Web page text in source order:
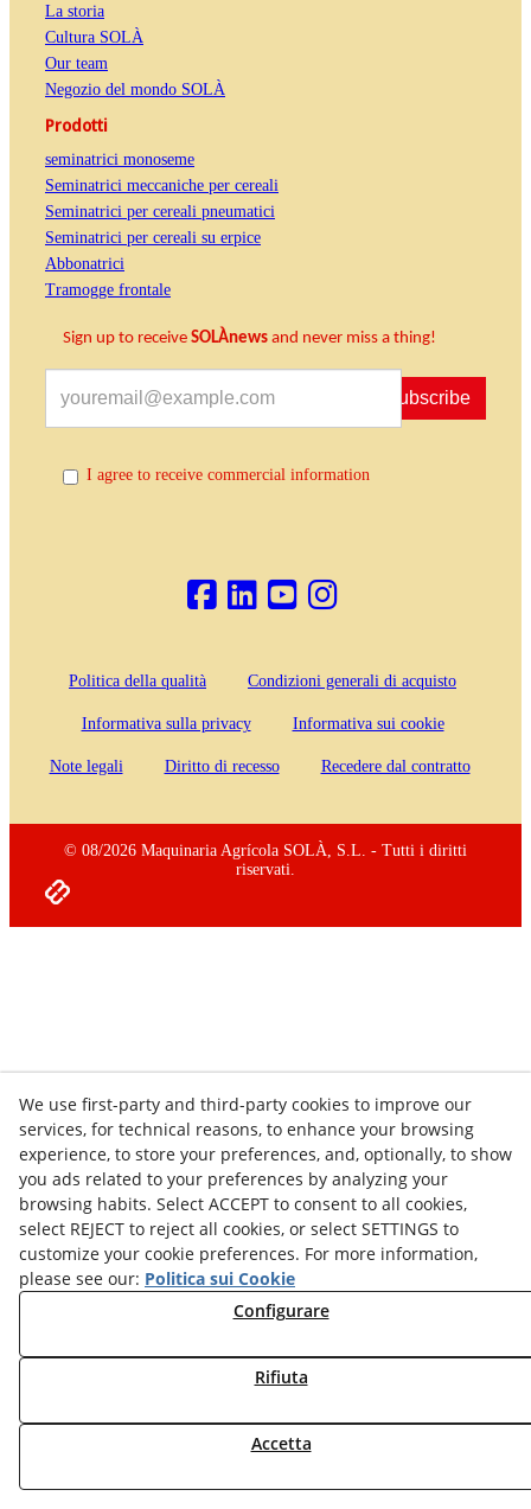
La storia
Cultura SOLÀ
Our team
Negozio del mondo SOLÀ
Prodotti
seminatrici monoseme
Seminatrici meccaniche per cereali
Seminatrici per cereali pneumatici
Seminatrici per cereali su erpice
Abbonatrici
Tramogge frontale
Sign up to receive SOLÀnews and never miss a thing!
Subscribe
I agree to receive commercial information
Politica della qualità Condizioni generali di acquisto
Informativa sulla privacy Informativa sui cookie
Note legali Diritto di recesso Recedere dal contratto
© 08/2026 Maquinaria Agrícola SOLÀ, S.L. - Tutti i diritti
riservati.
We use first-party and third-party cookies to improve our
services, for technical reasons, to enhance your browsing
experience, to store your preferences, and, optionally, to show
you ads related to your preferences by analyzing your
browsing habits. Select ACCEPT to consent to all cookies,
select REJECT to reject all cookies, or select SETTINGS to
customize your cookie preferences. For more information,
please see our: Politica sui Cookie
Configurare
Rifiuta
Accetta